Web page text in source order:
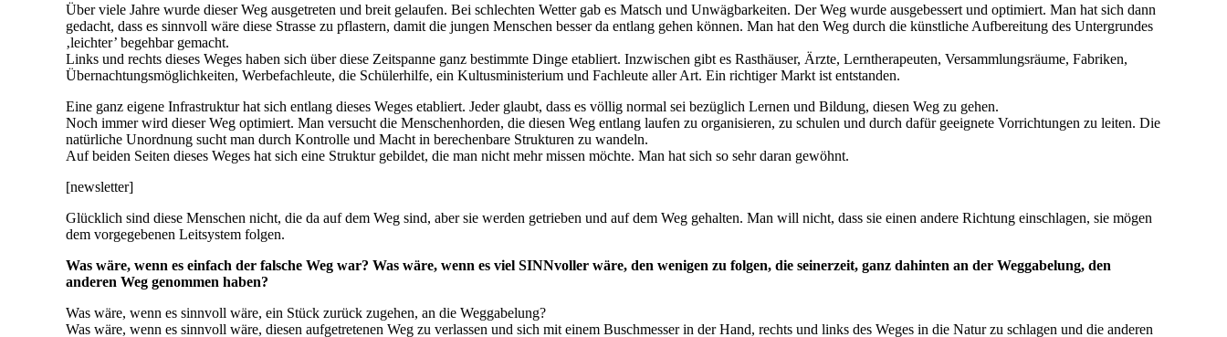
Über viele Jahre wurde dieser Weg ausgetreten und breit gelaufen. Bei schlechten Wetter gab es Matsch und Unwägbarkeiten. Der Weg wurde ausgebessert und optimiert. Man hat sich dann
gedacht, dass es sinnvoll wäre diese Strasse zu pflastern, damit die jungen Menschen besser da entlang gehen können. Man hat den Weg durch die künstliche Aufbereitung des Untergrundes
‚leichter’ begehbar gemacht.
Links und rechts dieses Weges haben sich über diese Zeitspanne ganz bestimmte Dinge etabliert. Inzwischen gibt es Rasthäuser, Ärzte, Lerntherapeuten, Versammlungsräume, Fabriken,
Übernachtungsmöglichkeiten, Werbefachleute, die Schülerhilfe, ein Kultusministerium und Fachleute aller Art. Ein richtiger Markt ist entstanden.
Eine ganz eigene Infrastruktur hat sich entlang dieses Weges etabliert. Jeder glaubt, dass es völlig normal sei bezüglich Lernen und Bildung, diesen Weg zu gehen.
Noch immer wird dieser Weg optimiert. Man versucht die Menschenhorden, die diesen Weg entlang laufen zu organisieren, zu schulen und durch dafür geeignete Vorrichtungen zu leiten. Die
natürliche Unordnung sucht man durch Kontrolle und Macht in berechenbare Strukturen zu wandeln.
Auf beiden Seiten dieses Weges hat sich eine Struktur gebildet, die man nicht mehr missen möchte. Man hat sich so sehr daran gewöhnt.
[newsletter]
Glücklich sind diese Menschen nicht, die da auf dem Weg sind, aber sie werden getrieben und auf dem Weg gehalten. Man will nicht, dass sie einen andere Richtung einschlagen, sie mögen
dem vorgegebenen Leitsystem folgen.
Was wäre, wenn es einfach der falsche Weg war? Was wäre, wenn es viel SINNvoller wäre, den wenigen zu folgen, die seinerzeit, ganz dahinten an der Weggabelung, den
anderen Weg genommen haben?
Was wäre, wenn es sinnvoll wäre, ein Stück zurück zugehen, an die Weggabelung?
Was wäre, wenn es sinnvoll wäre, diesen aufgetretenen Weg zu verlassen und sich mit einem Buschmesser in der Hand, rechts und links des Weges in die Natur zu schlagen und die anderen